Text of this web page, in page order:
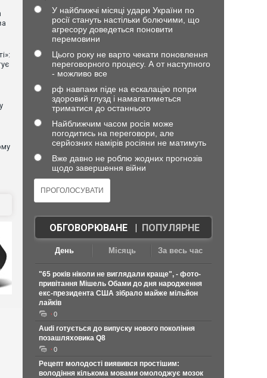
У найближчі місяці удари України по
росії стануть настільки болючими, що
агресору доведеться поновити
перемовини
Цього року не варто чекати поновлення
переговорного процесу. А от наступного
- можливо все
рф навпаки піде на ескалацію попри
здоровий глузд і намагатиметься
триматися до останнього
Найближчим часом росія може
погодитись на переговори, але
серйозних намірів росіяни не матимуть
Вже давно не роблю жодних прогнозів
щодо завершення війни
ОБГОВОРЮВАНЕ| ПОПУЛЯРНЕ
День Місяць За весь час
"65 років ніколи не виглядали краще", - фото-
привітання Мішель Обами до дня народження
екс-президента США зібрало майже мільйон
лайків
0
Audi готується до випуску нового покоління
позашляховика Q8
0
Рецепт молодості виявився простішим:
володіння кількома мовами омолоджує мозок